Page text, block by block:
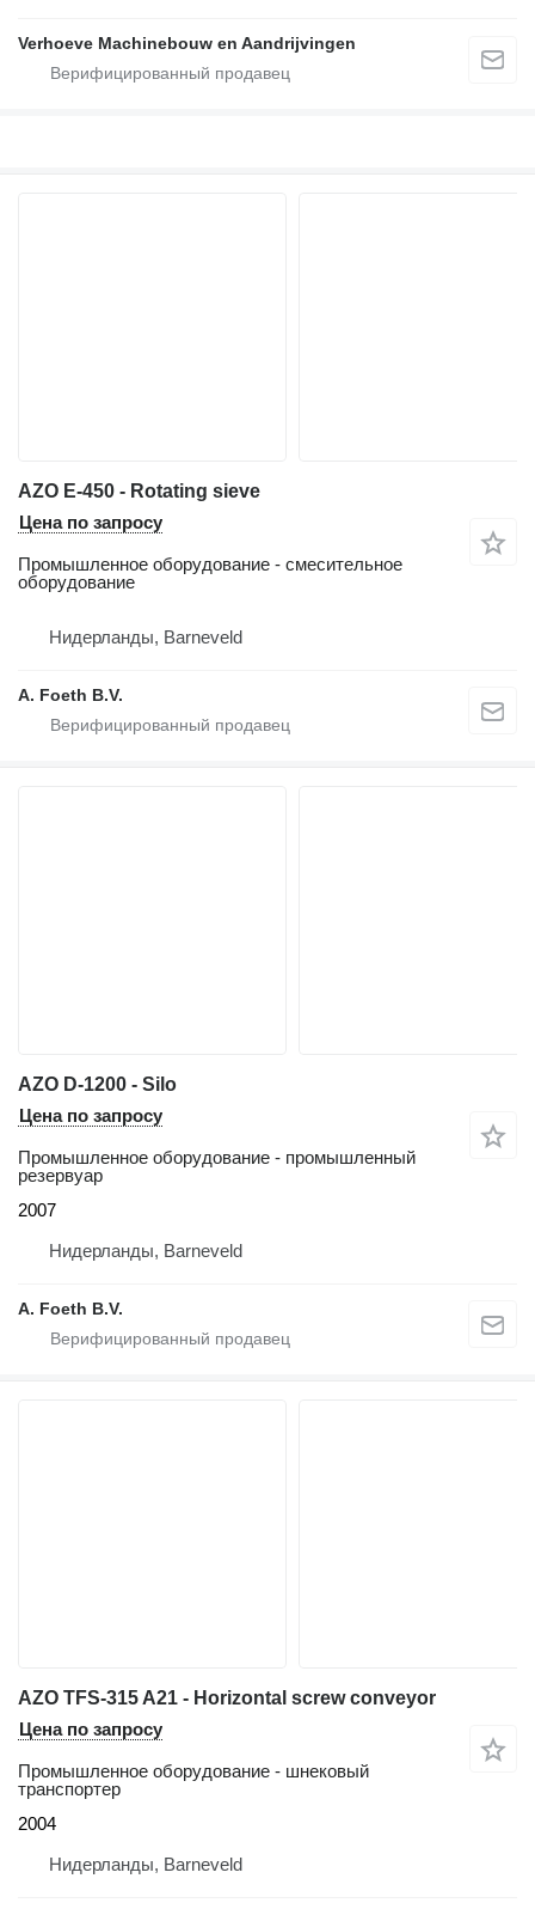
Verhoeve Machinebouw en Aandrijvingen
AZO E-450 - Rotating sieve
Цена по запросу
Промышленное оборудование - смесительное
оборудование
Нидерланды, Barneveld
A. Foeth B.V.
AZO D-1200 - Silo
Цена по запросу
Промышленное оборудование - промышленный
резервуар
2007
Нидерланды, Barneveld
A. Foeth B.V.
AZO TFS-315 A21 - Horizontal screw conveyor
Цена по запросу
Промышленное оборудование - шнековый
транспортер
2004
Нидерланды, Barneveld